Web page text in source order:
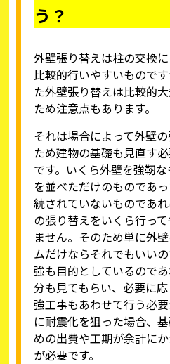
う？
外壁張り替えは柱の交換
比較的行いやすいもので
た外壁張り替えは比較的
ため注意点もあります。
それは場合によって外壁
ため建物の基礎も見直す
です。いくら外壁を強靭
を並べただけのものであ
続されていないものであ
の張り替えをいくら行っ
ません。そのため単に外
ムだけならそれでもいい
強も目的としているので
分も見てもらい、必要に
強工事もあわせて行う必
に耐震化を狙った場合、
めの出費や工期が余計に
が必要です。